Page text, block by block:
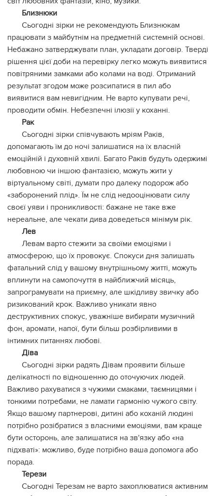
Близнюки
Сьогодні зірки не рекомендують Близнюкам
працювати з майбутнім на предметній системній основі.
Небажано затверджувати план, укладати договір. Тверді
рішення цієї доби на перевірку легко можуть виявитися
повітряними замками або колами на воді. Отриманий
результат згодом може розсипатися в пил або
виявитися вам невигідним. Не варто купувати речі,
проводити обмін. Небезпечні ілюзії у коханні.
Рак
Сьогодні зірки співчувають мріям Раків,
допомагають їм до ночі залишатися на їх власній
емоційній і духовній хвилі. Багато Раків будуть одержимі
любовною чи іншою фантазією, можуть жити у
віртуальному світі, думати про далеку подорож або
«заборонений плід». Їм не слід недооцінювати силу
своєї уяви і проникливості: бажане не таке вже
нереальне, але чекати дива доведеться мінімум рік.
Лев
Левам варто стежити за своїми емоціями і
атмосферою, що їх провокує. Спокуси дня залишать
фатальний слід у вашому внутрішньому житті, можуть
вплинути на самопочуття в найближчий місяць,
запрограмувати на приємну, але шкідливу звичку або
ризикований крок. Важливо уникати явно
деструктивних спокус, уважніше вибирати музичний
фон, аромати, напої, бути більш розбірливими в
інтимних питаннях любові.
Діва
Сьогодні зірки радять Дівам проявити більше
делікатності по відношенню до оточуючих людей.
Важливо рахуватися з чужими смаками, таємницями і
тонкими потребами, не ламати гармонію чужого світу.
Якщо вашому партнерові, дитині або коханій людині
потрібно розібратися з власними емоціями, вам краще
бути осторонь, але залишатися на зв'язку або «на
підхваті»: можливо, буде потрібно ваша допомога або
порада.
Терези
Сьогодні Терезам не варто захоплюватися активним